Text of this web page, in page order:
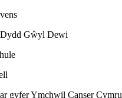
Gŵyl Dewi
gyfer Ymchwil Canser Cymru